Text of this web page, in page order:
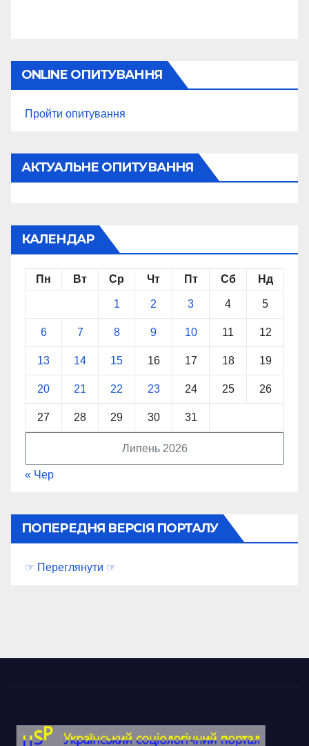
ONLINE ОПИТУВАННЯ
Пройти опитування
АКТУАЛЬНЕ ОПИТУВАННЯ
КАЛЕНДАР
Липень 2026
Пн Вт Ср Чт Пт Сб Нд
1 2 3 4 5
6 7 8 9 10 11 12
13 14 15 16 17 18 19
20 21 22 23 24 25 26
27 28 29 30 31
« Чер
ПОПЕРЕДНЯ ВЕРСІЯ ПОРТАЛУ
☞ Переглянути ☞